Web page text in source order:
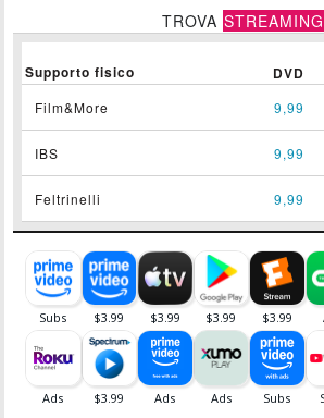
TROVA STREAMING
Supporto fisico DVD
Film&More 9,99
IBS 9,99
Feltrinelli 9,99